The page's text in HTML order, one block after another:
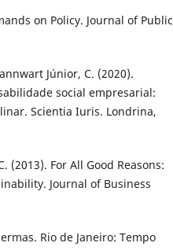
on Policy. Journal of Public
Júnior, C. (2020).
social empresarial:
Scientia Iuris. Londrina,
(2013). For All Good Reasons:
Journal of Business
Rio de Janeiro: Tempo